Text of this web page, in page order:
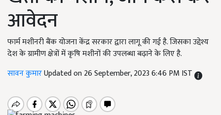
आवेदन
फार्म मशीनरी बैंक योजना केंद्र सरकार द्वारा लागू की गई है. जिसका उद्देश्य
देश के ग्रामीण क्षेत्रों में कृषि मशीनों की उपलब्धा बढ़ाने के लिए है.
सावन कुमारUpdated on 26 September, 2023 6:46 PM IST